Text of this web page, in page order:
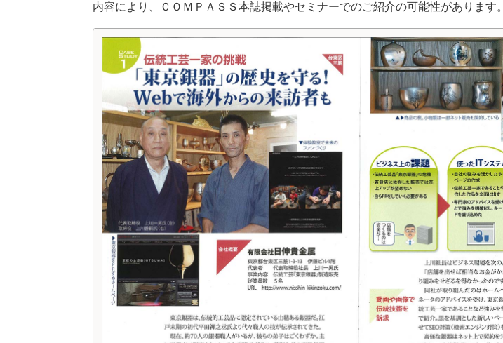
内容により、ＣＯＭＰＡＳＳ本誌掲載やセミナーでのご紹介の可能性があります。